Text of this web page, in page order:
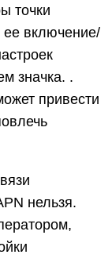
точки
включение/
значка. .
привести
нельзя.